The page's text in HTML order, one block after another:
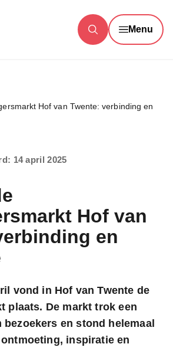
Menu
Hof van Twente: verbinding en
14 april 2025
Hof van
en
vond in Hof van Twente de
plaats. De markt trok een
en stond helemaal
inspiratie en